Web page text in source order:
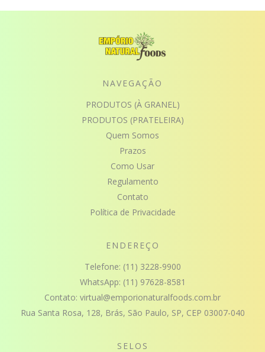
NAVEGAÇÃO
PRODUTOS (À GRANEL)
PRODUTOS (PRATELEIRA)
Quem Somos
Prazos
Como Usar
Regulamento
Contato
Política de Privacidade
ENDEREÇO
Telefone: (11) 3228-9900
WhatsApp: (11) 97628-8581
Contato: virtual@emporionaturalfoods.com.br
Rua Santa Rosa, 128, Brás, São Paulo, SP, CEP 03007-040
SELOS